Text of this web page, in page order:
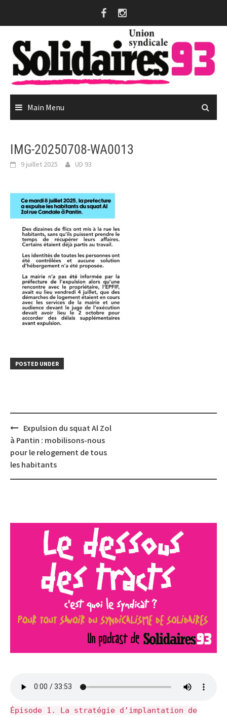
Main Menu
IMG-20250708-WA0013
9 juillet 2025 UD 93
POSTED UNDER
Post
navigation
Expulsion du squat Al Zol
à Pantin : mobilisons-nous
pour le relogement de tous
les habitants
Épisode 1. La stratégie d’implantation de